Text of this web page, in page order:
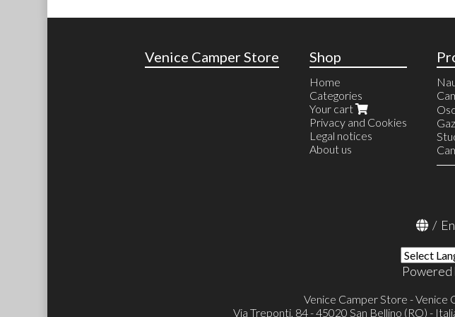
Venice Camper Store Shop
Home
Categories
Your cart
Privacy and Cookies
Legal notices
About us
/
Powered
Venice Camper Store - Venice
Via Treponti, 84 - 45020 San Bellino (RO) -